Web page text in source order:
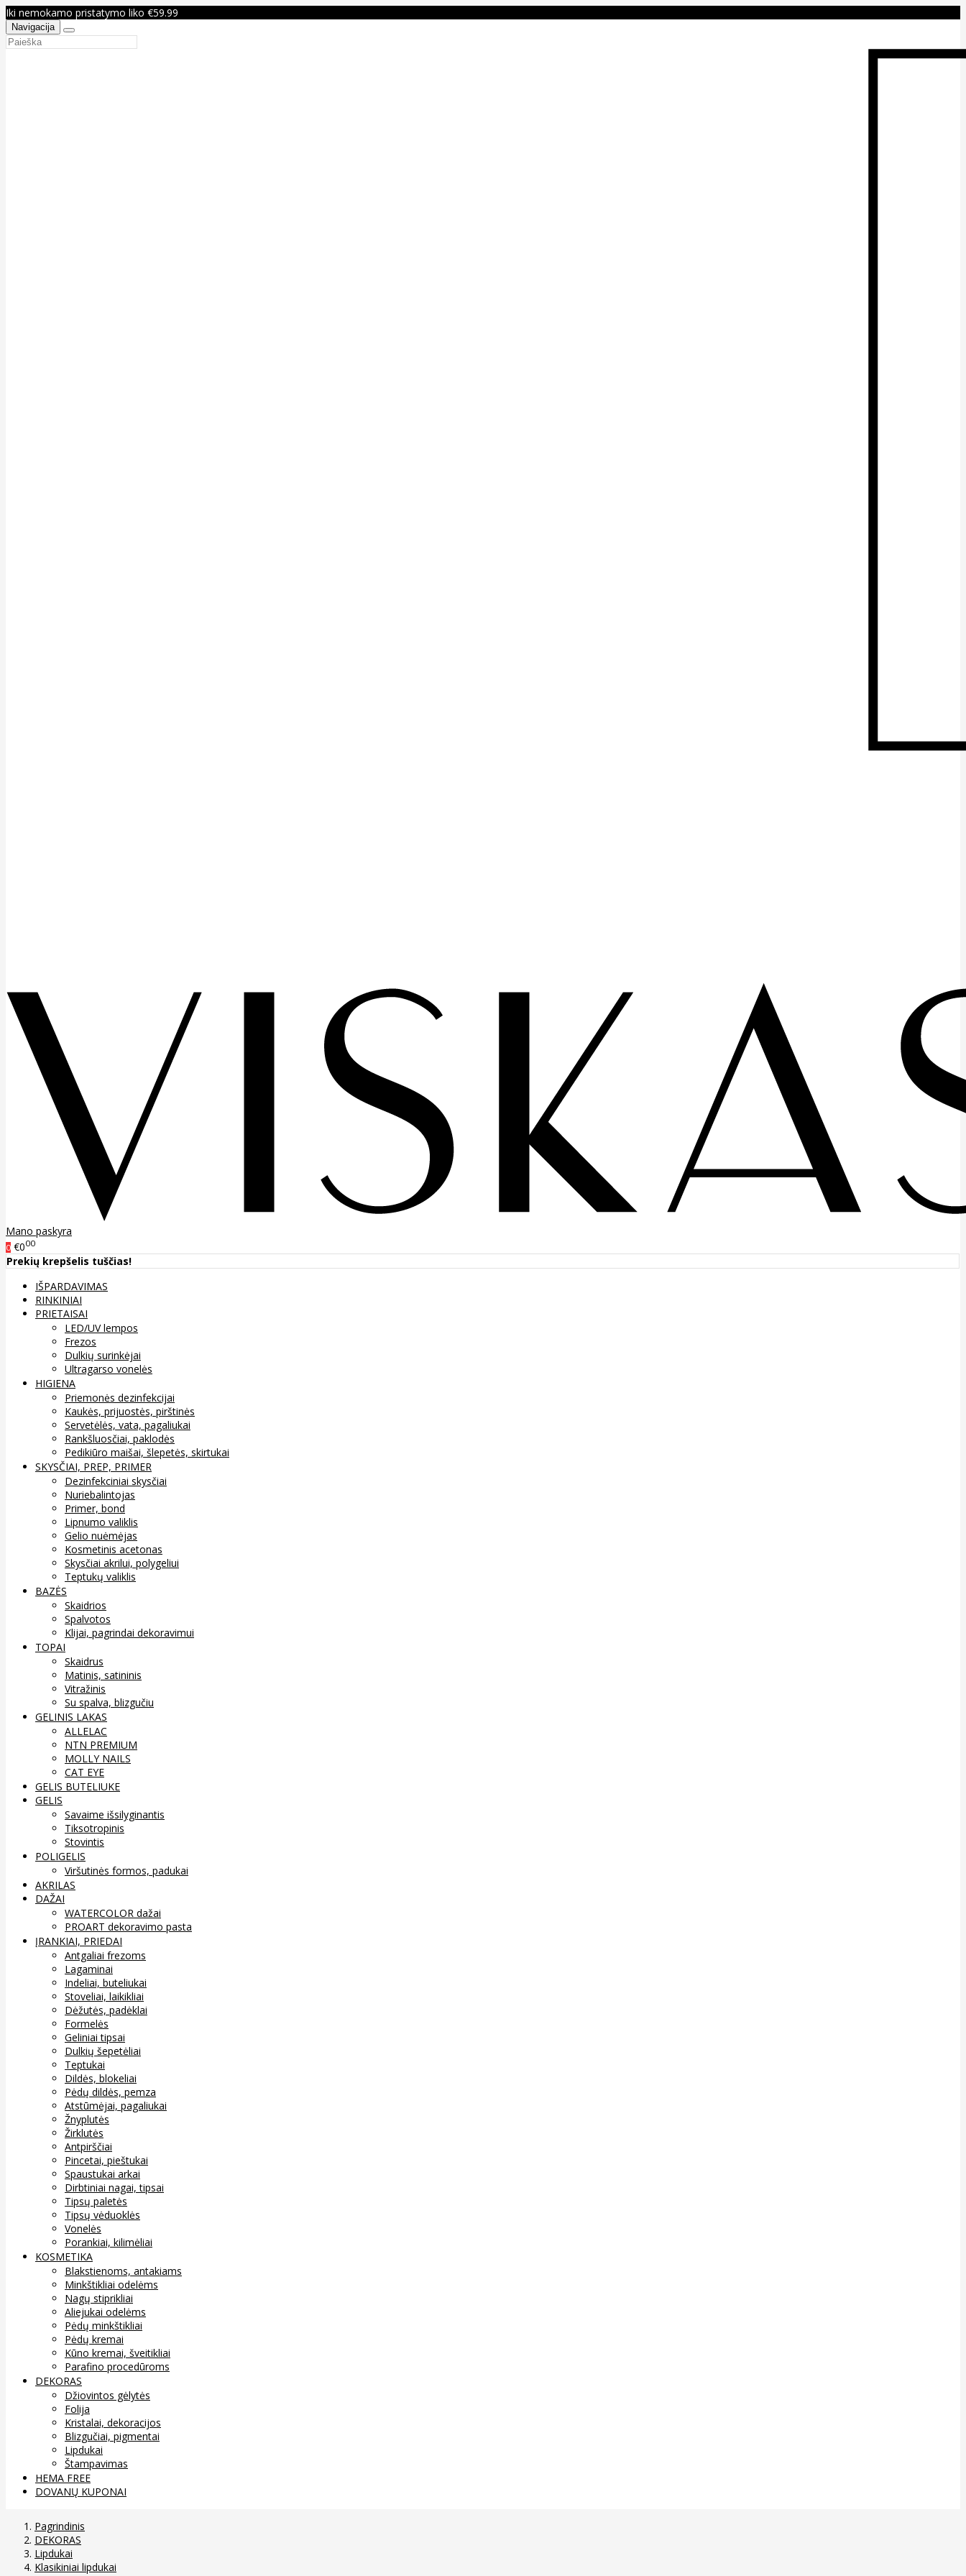
Iki nemokamo pristatymo liko €59.99
Navigacija
Mano paskyra
0 €000
Prekių krepšelis tuščias!
IŠPARDAVIMAS
RINKINIAI
PRIETAISAI
LED/UV lempos
Frezos
Dulkių surinkėjai
Ultragarso vonelės
HIGIENA
Priemonės dezinfekcijai
Kaukės, prijuostės, pirštinės
Servetėlės, vata, pagaliukai
Rankšluosčiai, paklodės
Pedikiūro maišai, šlepetės, skirtukai
SKYSČIAI, PREP, PRIMER
Dezinfekciniai skysčiai
Nuriebalintojas
Primer, bond
Lipnumo valiklis
Gelio nuėmėjas
Kosmetinis acetonas
Skysčiai akrilui, polygeliui
Teptukų valiklis
BAZĖS
Skaidrios
Spalvotos
Klijai, pagrindai dekoravimui
TOPAI
Skaidrus
Matinis, satininis
Vitražinis
Su spalva, blizgučiu
GELINIS LAKAS
ALLELAC
NTN PREMIUM
MOLLY NAILS
CAT EYE
GELIS BUTELIUKE
GELIS
Savaime išsilyginantis
Tiksotropinis
Stovintis
POLIGELIS
Viršutinės formos, padukai
AKRILAS
DAŽAI
WATERCOLOR dažai
PROART dekoravimo pasta
ĮRANKIAI, PRIEDAI
Antgaliai frezoms
Lagaminai
Indeliai, buteliukai
Stoveliai, laikikliai
Dėžutės, padėklai
Formelės
Geliniai tipsai
Dulkių šepetėliai
Teptukai
Dildės, blokeliai
Pėdų dildės, pemza
Atstūmėjai, pagaliukai
Žnyplutės
Žirklutės
Antpirščiai
Pincetai, pieštukai
Spaustukai arkai
Dirbtiniai nagai, tipsai
Tipsų paletės
Tipsų vėduoklės
Vonelės
Porankiai, kilimėliai
KOSMETIKA
Blakstienoms, antakiams
Minkštikliai odelėms
Nagų stiprikliai
Aliejukai odelėms
Pėdų minkštikliai
Pėdų kremai
Kūno kremai, šveitikliai
Parafino procedūroms
DEKORAS
Džiovintos gėlytės
Folija
Kristalai, dekoracijos
Blizgučiai, pigmentai
Lipdukai
Štampavimas
HEMA FREE
DOVANŲ KUPONAI
Pagrindinis
DEKORAS
Lipdukai
Klasikiniai lipdukai